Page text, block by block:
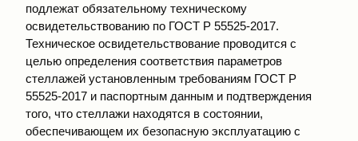
подлежат обязательному техническому
освидетельствованию по ГОСТ Р 55525-2017.
Техническое освидетельствование проводится с
целью определения соответствия параметров
стеллажей установленным требованиям ГОСТ Р
55525-2017 и паспортным данным и подтверждения
того, что стеллажи находятся в состоянии,
обеспечивающем их безопасную эксплуатацию с